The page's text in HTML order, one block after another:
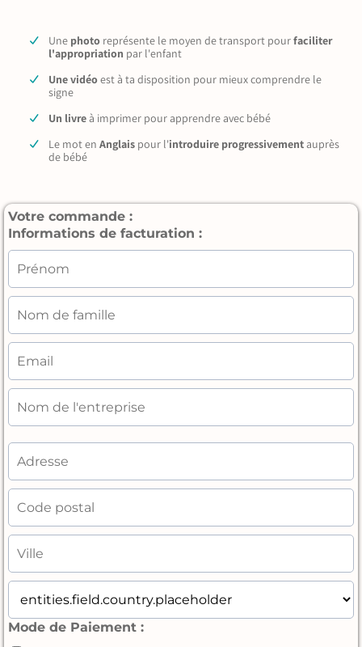
Une photo représente le moyen de transport pourfaciliter
l'appropriation par l'enfant
Une vidéoest à ta disposition pour mieux comprendre le
signe
Un livreà imprimer pour apprendre avec bébé
Le mot en Anglais pour l'introduire progressivementauprès
de bébé
Votre commande :
Informations de facturation :
Mode de Paiement :